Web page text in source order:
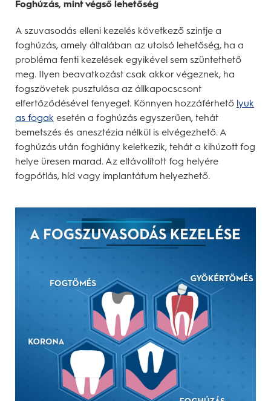
Foghúzás, mint végső lehetőség
A szuvasodás elleni kezelés következő szintje a
foghúzás, amely általában az utolsó lehetőség, ha a
probléma fenti kezelések egyikével sem szüntethető
meg. Ilyen beavatkozást csak akkor végeznek, ha
fogszövetek pusztulása az állkapocscsont
elfertőződésével fenyeget. Könnyen hozzáférhető lyuk
as fogak esetén a foghúzás egyszerűen, tehát
bemetszés és anesztézia nélkül is elvégezhető. A
foghúzás után foghiány keletkezik, tehát a kihúzott fog
helye üresen marad. Az eltávolított fog helyére
fogpótlás, híd vagy implantátum helyezhető.